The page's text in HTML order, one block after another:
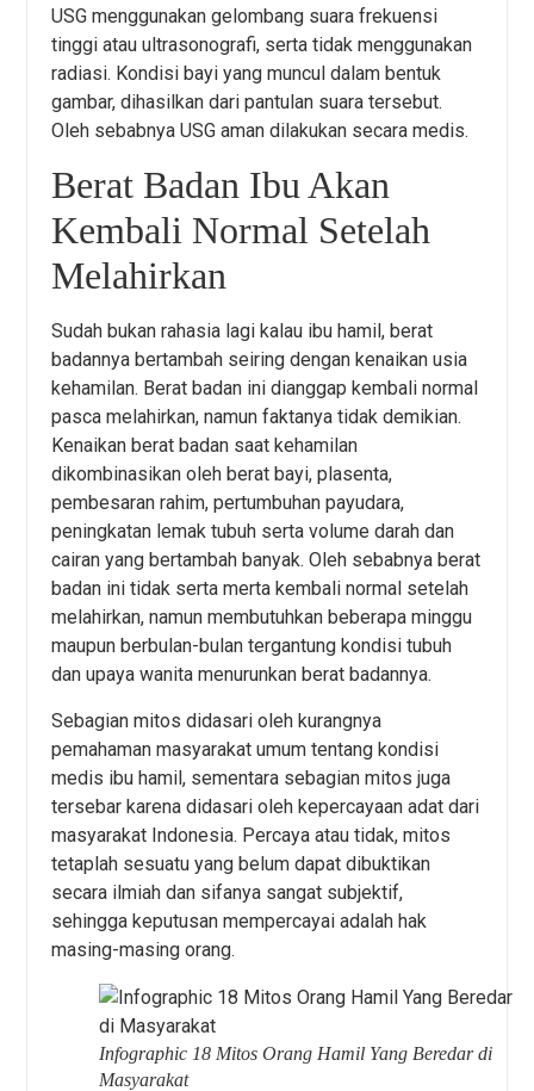
USG menggunakan gelombang suara frekuensi
tinggi atau ultrasonografi, serta tidak menggunakan
radiasi. Kondisi bayi yang muncul dalam bentuk
gambar, dihasilkan dari pantulan suara tersebut.
Oleh sebabnya USG aman dilakukan secara medis.
Berat Badan Ibu Akan
Kembali Normal Setelah
Melahirkan
Sudah bukan rahasia lagi kalau ibu hamil, berat
badannya bertambah seiring dengan kenaikan usia
kehamilan. Berat badan ini dianggap kembali normal
pasca melahirkan, namun faktanya tidak demikian.
Kenaikan berat badan saat kehamilan
dikombinasikan oleh berat bayi, plasenta,
pembesaran rahim, pertumbuhan payudara,
peningkatan lemak tubuh serta volume darah dan
cairan yang bertambah banyak. Oleh sebabnya berat
badan ini tidak serta merta kembali normal setelah
melahirkan, namun membutuhkan beberapa minggu
maupun berbulan-bulan tergantung kondisi tubuh
dan upaya wanita menurunkan berat badannya.
Sebagian mitos didasari oleh kurangnya
pemahaman masyarakat umum tentang kondisi
medis ibu hamil, sementara sebagian mitos juga
tersebar karena didasari oleh kepercayaan adat dari
masyarakat Indonesia. Percaya atau tidak, mitos
tetaplah sesuatu yang belum dapat dibuktikan
secara ilmiah dan sifanya sangat subjektif,
sehingga keputusan mempercayai adalah hak
masing-masing orang.
Infographic 18 Mitos Orang Hamil Yang Beredar di
Masyarakat